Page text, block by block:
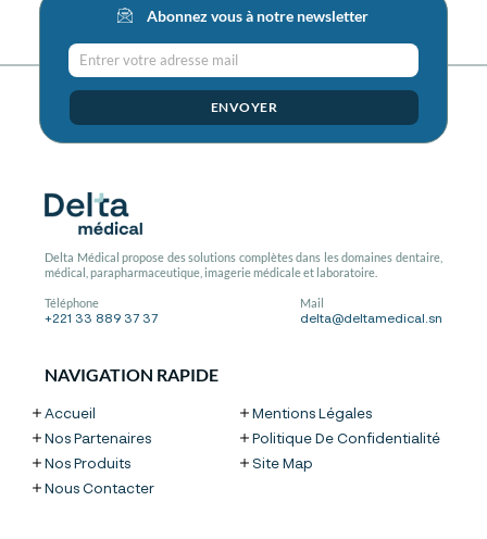
Abonnez vous à notre newsletter
Entrer votre adresse mail
ENVOYER
Delta Médical propose des solutions complètes dans les domaines dentaire,
médical, parapharmaceutique, imagerie médicale et laboratoire.
Téléphone
+221 33 889 37 37
Mail
delta@deltamedical.sn
NAVIGATION RAPIDE
Accueil
Nos Partenaires
Nos Produits
Nous Contacter
Mentions Légales
Politique De Confidentialité
Site Map